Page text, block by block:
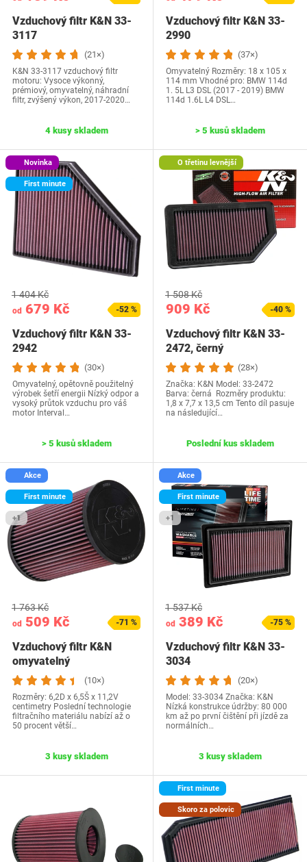
Vzduchový filtr K&N 33-
3117
(21×)
K&N 33-3117 vzduchový filtr
motoru: Vysoce výkonný,
prémiový, omyvatelný, náhradní
filtr, zvýšený výkon, 2017-2020…
4 kusy skladem
Vzduchový filtr K&N 33-
2990
(37×)
Omyvatelný Rozměry: 18 x 105 x
114 mm Vhodné pro: BMW 114d
1. 5L L3 DSL (2017 - 2019) BMW
114d 1.6L L4 DSL…
> 5 kusů skladem
Novinka
First minute
od 679 Kč
1 404 Kč
-52 %
Vzduchový filtr K&N 33-
2942
(30×)
Omyvatelný, opětovně použitelný
výrobek šetří energii Nízký odpor a
vysoký průtok vzduchu pro váš
motor Interval…
> 5 kusů skladem
O třetinu levnější
909 Kč
1 508 Kč
-40 %
Vzduchový filtr K&N 33-
2472, černý
(28×)
Značka: K&N Model: 33-2472
Barva: černá Rozměry produktu‎:
1,8 x 7,7 x 13,5 cm Tento díl pasuje
na následující…
Poslední kus skladem
Akce
First minute
+1
od 509 Kč
1 763 Kč
-71 %
Vzduchový filtr K&N
omyvatelný
(10×)
Rozměry: 6,2D x 6,5Š x 11,2V
centimetry Poslední technologie
filtračního materiálu nabízí až o
50 procent větší…
3 kusy skladem
Akce
First minute
+1
od 389 Kč
1 537 Kč
-75 %
Vzduchový filtr K&N 33-
3034
(20×)
Model: 33-3034 Značka: K&N
Nízká konstrukce údržby: 80 000
km až po první čištění při jízdě za
normálních…
3 kusy skladem
First minute
Skoro za polovic